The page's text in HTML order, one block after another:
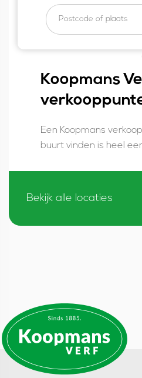
Koopmans
Een Koopmans
buurt vinden is heel
Bekijk alle locaties